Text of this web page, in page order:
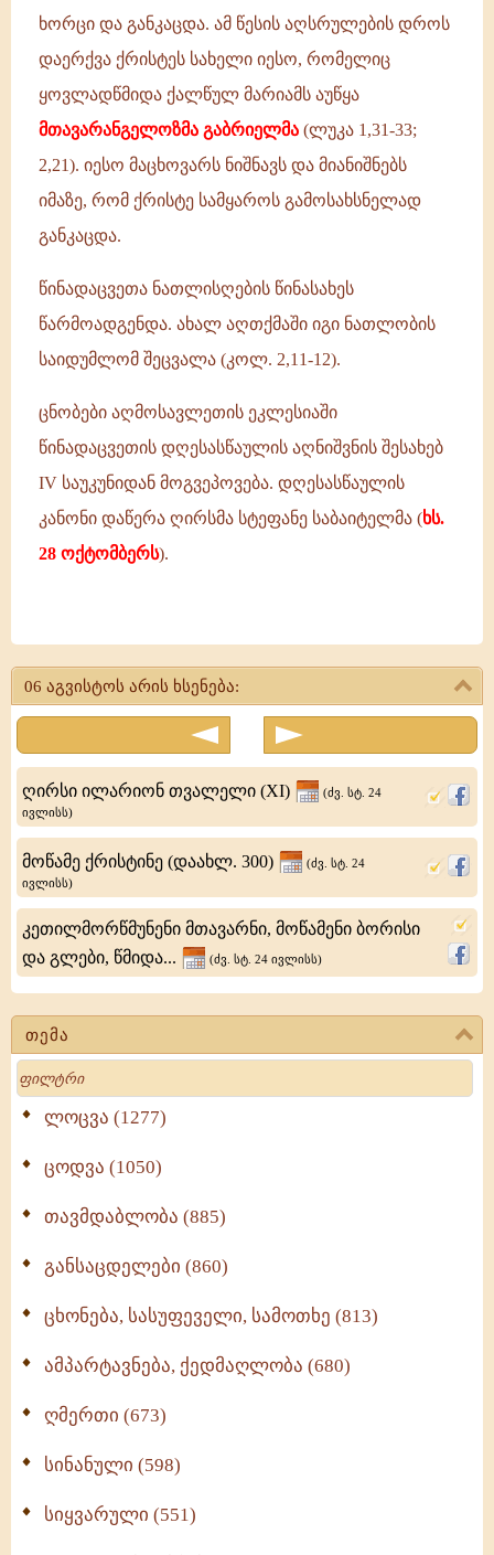
თემა
Search
ლოცვა (1277)
ცოდვა (1050)
თავმდაბლობა (885)
განსაცდელები (860)
ცხონება, სასუფეველი, სამოთხე (813)
ამპარტავნება, ქედმაღლობა (680)
ღმერთი (673)
სინანული (598)
სიყვარული (551)
ხორცი და განკაცდა. ამ წესის აღსრულების დროს
დაერქვა ქრისტეს სახელი იესო, რომელიც
ყოვლადწმიდა ქალწულ მარიამს აუწყა
მთავარანგელოზმა გაბრიელმა (ლუკა 1,31-33;
2,21). იესო მაცხოვარს ნიშნავს და მიანიშნებს
იმაზე, რომ ქრისტე სამყაროს გამოსახსნელად
განკაცდა.
წინადაცვეთა ნათლისღების წინასახეს
წარმოადგენდა. ახალ აღთქმაში იგი ნათლობის
საიდუმლომ შეცვალა (კოლ. 2,11-12).
ცნობები აღმოსავლეთის ეკლესიაში
წინადაცვეთის დღესასწაულის აღნიშვნის შესახებ
IV საუკუნიდან მოგვეპოვება. დღესასწაულის
კანონი დაწერა ღირსმა სტეფანე საბაიტელმა (ხს.
28 ოქტომბერს).
ჩვენისა
ქრისტესი
06 აგვისტოს არის ხსენება:
ღირსი ილარიონ თვალელი (XI)
(ძვ. სტ. 24
ივლისს)
მოწამე ქრისტინე (დაახლ. 300)
(ძვ. სტ. 24
ივლისს)
კეთილმორწმუნენი მთავარნი, მოწამენი ბორისი
და გლები, წმიდა...
(ძვ. სტ. 24 ივლისს)